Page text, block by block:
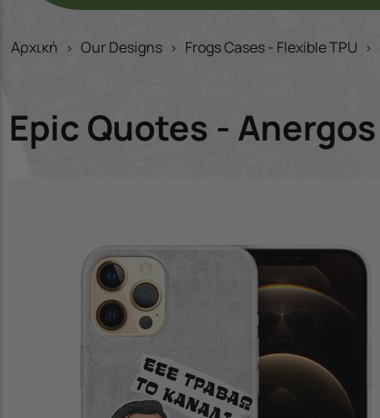
Αρχική > Our Designs > Frogs Cases - Flexible TPU >
Epic Quotes - Anergos